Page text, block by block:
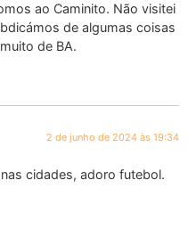
ao Caminito. Não visitei
de algumas coisas
de BA.
2 de junho de 2024 às 19:34
cidades, adoro futebol.